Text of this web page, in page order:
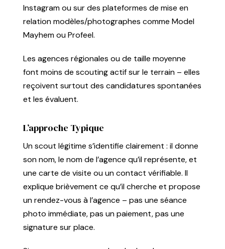
Instagram ou sur des plateformes de mise en
relation modèles/photographes comme Model
Mayhem ou Profeel.
Les agences régionales ou de taille moyenne
font moins de scouting actif sur le terrain – elles
reçoivent surtout des candidatures spontanées
et les évaluent.
L’approche Typique
Un scout légitime s’identifie clairement : il donne
son nom, le nom de l’agence qu’il représente, et
une carte de visite ou un contact vérifiable. Il
explique brièvement ce qu’il cherche et propose
un rendez-vous à l’agence – pas une séance
photo immédiate, pas un paiement, pas une
signature sur place.